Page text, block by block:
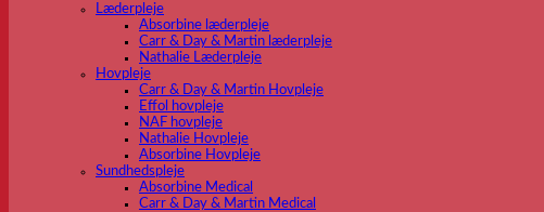
Læderpleje
Absorbine læderpleje
Carr & Day & Martin læderpleje
Nathalie Læderpleje
Hovpleje
Carr & Day & Martin Hovpleje
Effol hovpleje
NAF hovpleje
Nathalie Hovpleje
Absorbine Hovpleje
Sundhedspleje
Absorbine Medical
Carr & Day & Martin Medical